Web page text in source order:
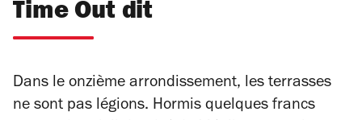
Time Out dit
Dans le onzième arrondissement, les terrasses
ne sont pas légions. Hormis quelques francs